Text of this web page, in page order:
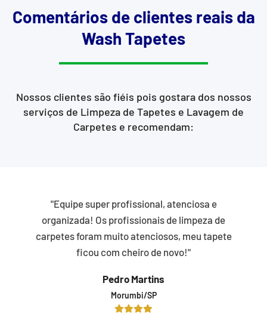
Comentários de clientes reais da
Wash Tapetes
Nossos clientes são fiéis pois gostara dos nossos
serviços de Limpeza de Tapetes e Lavagem de
Carpetes e recomendam:
"Equipe super profissional, atenciosa e
organizada! Os profissionais de limpeza de
carpetes foram muito atenciosos, meu tapete
ficou com cheiro de novo!"
Pedro Martins
Morumbi/SP